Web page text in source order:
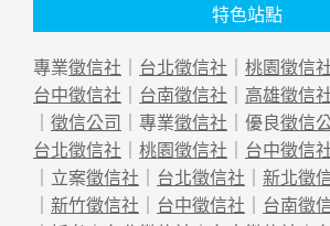
特色站點
專業徵信社 ｜ 台北徵信社 ｜ 桃園徵信
台中徵信社 ｜ 台南徵信社 ｜ 高雄徵信
｜ 徵信公司 ｜專業徵信社 ｜優良徵信
台北徵信社 ｜ 桃園徵信社 ｜ 台中徵信
｜立案徵信社 ｜ 台北徵信社 ｜ 新北徵
｜ 新竹徵信社 ｜ 台中徵信社 ｜ 台南徵